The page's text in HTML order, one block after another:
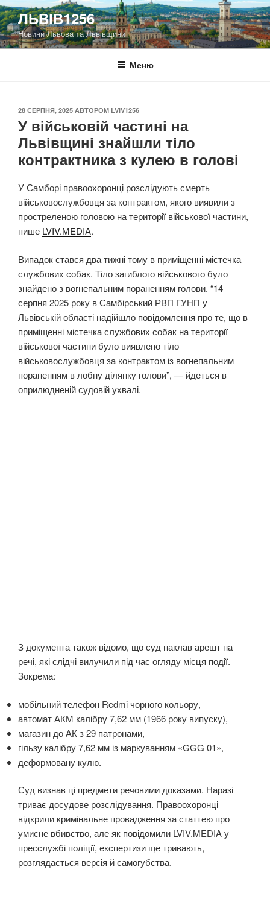
Перейти
до
вмісту
ЛЬВІВ1256
Новини Львова та Львівщини
Меню
ОПУБЛІКОВАНО
28 СЕРПНЯ, 2025 АВТОРОМ LVIV1256
У військовій частині на
Львівщині знайшли тіло
контрактника з кулею в голові
У Самборі правоохоронці розслідують смерть
військовослужбовця за контрактом, якого виявили з
простреленою головою на території військової частини,
пише LVIV.MEDIA.
Випадок стався два тижні тому в приміщенні містечка
службових собак. Тіло загиблого військового було
знайдено з вогнепальним пораненням голови. “14
серпня 2025 року в Самбірський РВП ГУНП у
Львівській області надійшло повідомлення про те, що в
приміщенні містечка службових собак на території
військової частини було виявлено тіло
військовослужбовця за контрактом із вогнепальним
пораненням в лобну ділянку голови”, — йдеться в
оприлюдненій судовій ухвалі.
З документа також відомо, що суд наклав арешт на
речі, які слідчі вилучили під час огляду місця події.
Зокрема:
мобільний телефон Redmi чорного кольору,
автомат АКМ калібру 7,62 мм (1966 року випуску),
магазин до АК з 29 патронами,
гільзу калібру 7,62 мм із маркуванням «GGG 01»,
деформовану кулю.
Суд визнав ці предмети речовими доказами. Наразі
триває досудове розслідування. Правоохоронці
відкрили кримінальне провадження за статтею про
умисне вбивство, але як повідомили LVIV.MEDIA у
пресслужбі поліції, експертизи ще тривають,
розглядається версія й самогубства.